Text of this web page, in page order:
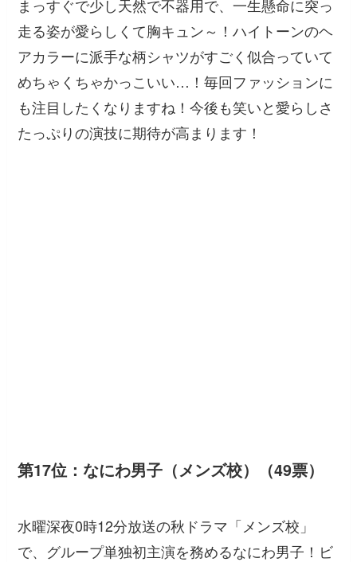
まっすぐで少し天然で不器用で、一生懸命に突っ
走る姿が愛らしくて胸キュン～！ハイトーンのヘ
アカラーに派手な柄シャツがすごく似合っていて
めちゃくちゃかっこいい…！毎回ファッションに
も注目したくなりますね！今後も笑いと愛らしさ
たっぷりの演技に期待が高まります！
第17位：なにわ男子（メンズ校）（49票）
水曜深夜0時12分放送の秋ドラマ「メンズ校」
で、グループ単独初主演を務めるなにわ男子！ビ